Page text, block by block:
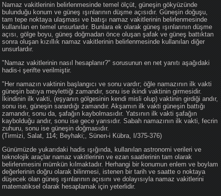
Namaz vakitlerinin belirlenmesinde temel ölçüt, güneşin gökyüzünde
bulunduğu konum ve güneş ışınlarının düşme açısıdır. Güneşin doğuşu,
tam tepe noktaya ulaşması ve batışı namaz vakitlerinin belirlenmesinde
kullanılan en temel unsurlardır. Bunlara ek olarak güneş ışınlarının düşme
açısı, gölge boyu, güneş doğmadan önce oluşan şafak ve güneş battıktan
sonra oluşan kızıllık namaz vakitlerinin belirlenmesinde kullanılan diğer
unsurlardır.
"Namaz vakitlerinin nasıl hesaplanır?" sorusunun en net yanıtı aşağıdaki
hadis-i şerifte verilmiştir.
"Her namazın vaktinin başlangıcı ve sonu vardır; öğle namazının ilk vakti
güneşin batıya meylettiği zamandır, sonu ise ikindi vaktinin girmesidir.
İkindinin ilk vakti, (eşyanın gölgesinin kendi misli olup) vaktinin girdiği andır,
sonu ise, güneşin sarardığı zamandır. Akşamın ilk vakti güneşin battığı
zamandır, sonu da, şafağın kaybolmasıdır. Yatsının ilk vakti şafağın
kaybolduğu andır, sonu ise gece yarısıdır. Sabah namazının ilk vakti, fecrin
zuhuru, sonu ise güneşin doğmasıdır.
(Tirmizi, Salat, 114; Beyhaki;, Sünen-i Kübra, I/375-376)
Günümüzde yukarıdaki hadis ışığında, kullanılan astronomi verileri ve
teknolojik araçlar namaz vakitlerinin ve ezan saatlerinin tam olarak
belirlenmesini mümkün kılmaktadır. Herhangi bir konumun enlem ve boylam
değerlerinin doğru olarak bilinmesi, istenen bir tarih ve saatte o noktaya
düşecek olan güneş ışınlarının açısını ve dolayısıyla namaz vakitlerini
matematiksel olarak hesaplamak için yeterlidir.